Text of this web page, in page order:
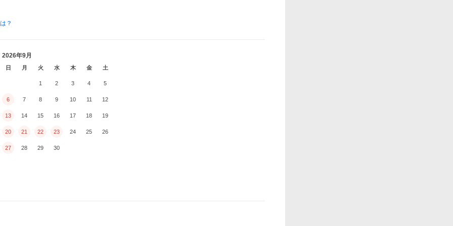
？
2026年9月
日 月 火 水 木 金 土
1 2 3 4 5
6 7 8 9 10 11 12
13 14 15 16 17 18 19
20 21 22 23 24 25 26
27 28 29 30